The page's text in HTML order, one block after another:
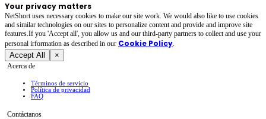
Your privacy matters
NetShort uses necessary cookies to make our site work. We would also like to use cookies
and similar technologies on our sites to personalize content and provide and improve site
features.If you 'Accept all', you allow us and our third-party partners to collect and use your
personal irformation as described in our Cookie Policy.
Accept All ×
Acerca de
Términos de servicio
Política de privacidad
FAQ
Contáctanos